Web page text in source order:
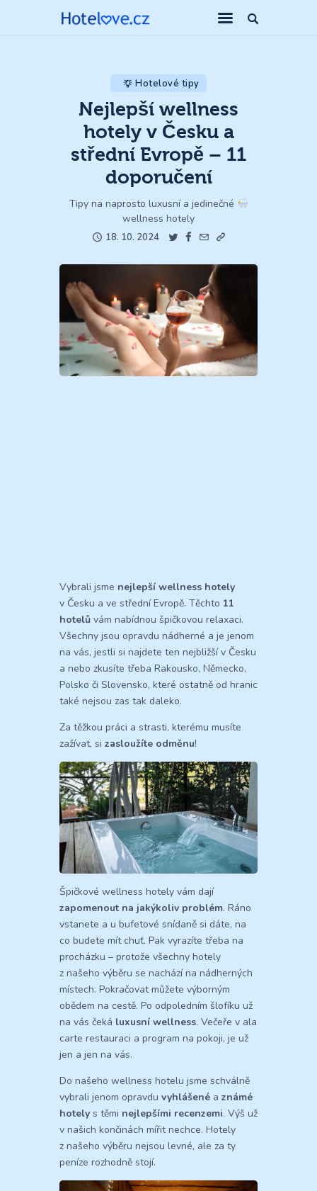
Hotelové tipy
Nejlepší wellness
hotely v Česku a
střední Evropě – 11
doporučení
Tipy na naprosto luxusní a jedinečné
wellness hotely
18. 10. 2024
Vybrali jsme nejlepší wellness hotely
v Česku a ve střední Evropě. Těchto 11
hotelů vám nabídnou špičkovou relaxaci.
Všechny jsou opravdu nádherné a je jenom
na vás, jestli si najdete ten nejbližší v Česku
a nebo zkusíte třeba Rakousko, Německo,
Polsko či Slovensko, které ostatně od hranic
také nejsou zas tak daleko.
Za těžkou práci a strasti, kterému musíte
zažívat, si zasloužíte odměnu!
Špičkové wellness hotely vám dají
zapomenout na jakýkoliv problém. Ráno
vstanete a u bufetové snídaně si dáte, na
co budete mít chuť. Pak vyrazíte třeba na
procházku – protože všechny hotely
z našeho výběru se nachází na nádherných
místech. Pokračovat můžete výborným
obědem na cestě. Po odpoledním šlofíku už
na vás čeká luxusní wellness. Večeře v ala
carte restauraci a program na pokoji, je už
jen a jen na vás.
Do našeho wellness hotelu jsme schválně
vybrali jenom opravdu vyhlášené a známé
hotely s těmi nejlepšími recenzemi. Výš už
v našich končinách mířit nechce. Hotely
z našeho výběru nejsou levné, ale za ty
peníze rozhodně stojí.